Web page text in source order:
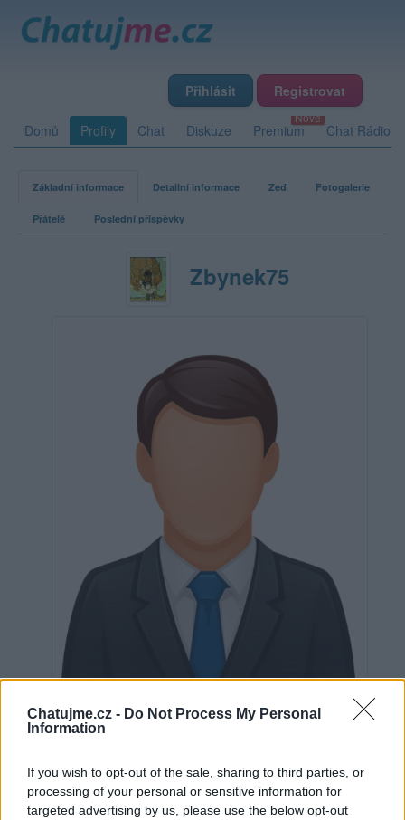
Chatujme.cz - Do Not Process My Personal
Information
If you wish to opt-out of the sale, sharing to third parties, or
processing of your personal or sensitive information for
targeted advertising by us, please use the below opt-out
Přihlásit Registrovat
Domů Profily Chat Diskuze Premium Chat Rádio
Základní informace Detailní informace Zeď Fotogalerie
Přátelé Poslední příspěvky
Zbynek75
Neověřeno
0 uživatelům se líbí